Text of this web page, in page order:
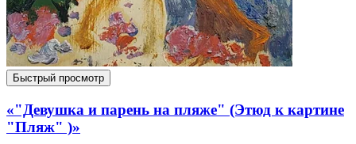
Быстрый просмотр
«"Девушка и парень на пляже" (Этюд к картине
"Пляж" )»